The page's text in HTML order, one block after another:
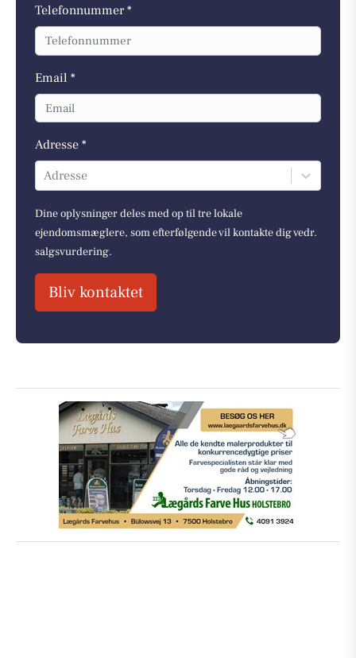
Telefonnummer *
Email *
Adresse *
Adresse
Dine oplysninger deles med op til tre lokale
ejendomsmæglere, som efterfølgende vil kontakte dig vedr.
salgsvurdering.
Bliv kontaktet